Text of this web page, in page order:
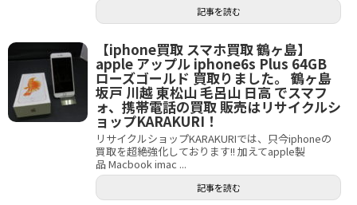
記事を読む
【iphone買取 スマホ買取 鶴ヶ島】
apple アップル iphone6s Plus 64GB
ローズゴールド 買取りました。 鶴ヶ島
坂戸 川越 東松山 毛呂山 日高 でスマフ
ォ、携帯電話の買取 販売はリサイクルシ
ョップKARAKURI！
リサイクルショップKARAKURIでは、只今iphoneの
買取を超絶強化しております!! 加えてapple製
品 Macbook imac ...
記事を読む